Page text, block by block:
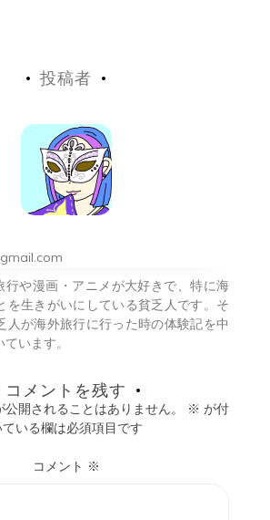
投稿者
行や漫画・アニメが大好きで、特に海
を生きがいにしている貧乏人です。そ
人が海外旅行に行った時の体験記を中
います。
コメントを残す
開されることはありません。 ※ が付
ている欄は必須項目です
コメント ※